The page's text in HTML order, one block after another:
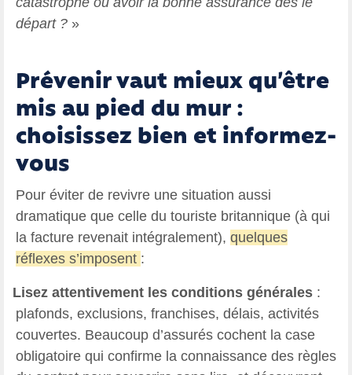
départ ? »
Prévenir vaut mieux qu’être
mis au pied du mur :
choisissez bien et informez-
vous
Pour éviter de revivre une situation aussi
dramatique que celle du touriste britannique (à qui
la facture revenait intégralement), quelques
réflexes s’imposent :
Lisez attentivement les conditions générales :
plafonds, exclusions, franchises, délais, activités
couvertes. Beaucoup d’assurés cochent la case
obligatoire qui confirme la connaissance des règles